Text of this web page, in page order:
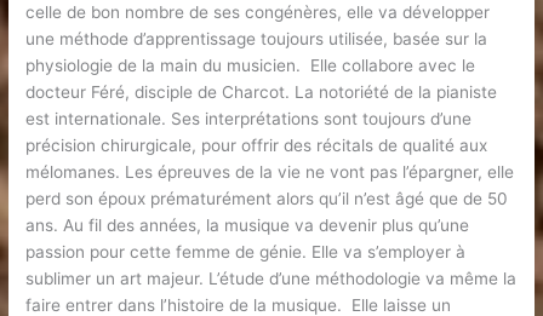
celle de bon nombre de ses congénères, elle va développer
une méthode d’apprentissage toujours utilisée, basée sur la
physiologie de la main du musicien. Elle collabore avec le
docteur Féré, disciple de Charcot. La notoriété de la pianiste
est internationale. Ses interprétations sont toujours d’une
précision chirurgicale, pour offrir des récitals de qualité aux
mélomanes. Les épreuves de la vie ne vont pas l’épargner, elle
perd son époux prématurément alors qu’il n’est âgé que de 50
ans. Au fil des années, la musique va devenir plus qu’une
passion pour cette femme de génie. Elle va s’employer à
sublimer un art majeur. L’étude d’une méthodologie va même la
faire entrer dans l’histoire de la musique. Elle laisse un